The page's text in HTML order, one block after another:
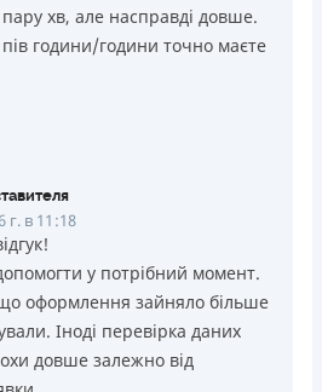
хв, але насправді довше.
години/години точно маєте
г. в 11:18
у потрібний момент.
оформлення зайняло більше
Іноді перевірка даних
довше залежно від